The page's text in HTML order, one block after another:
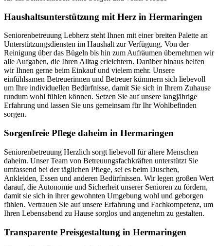
Haushalts­unterstützung mit Herz in Hermaringen
Seniorenbetreuung Lebherz steht Ihnen mit einer breiten Palette an
Unterstützungsdiensten im Haushalt zur Verfügung. Von der
Reinigung über das Bügeln bis hin zum Aufräumen übernehmen wir
alle Aufgaben, die Ihren Alltag erleichtern. Darüber hinaus helfen
wir Ihnen gerne beim Einkauf und vielem mehr. Unsere
einfühlsamen Betreuerinnen und Betreuer kümmern sich liebevoll
um Ihre individuellen Bedürfnisse, damit Sie sich in Ihrem Zuhause
rundum wohl fühlen können. Setzen Sie auf unsere langjährige
Erfahrung und lassen Sie uns gemeinsam für Ihr Wohlbefinden
sorgen.
Sorgenfreie Pflege daheim in Hermaringen
Seniorenbetreuung Herzlich sorgt liebevoll für ältere Menschen
daheim. Unser Team von Betreuungsfachkräften unterstützt Sie
umfassend bei der täglichen Pflege, sei es beim Duschen,
Ankleiden, Essen und anderen Bedürfnissen. Wir legen großen Wert
darauf, die Autonomie und Sicherheit unserer Senioren zu fördern,
damit sie sich in ihrer gewohnten Umgebung wohl und geborgen
fühlen. Vertrauen Sie auf unsere Erfahrung und Fachkompetenz, um
Ihren Lebensabend zu Hause sorglos und angenehm zu gestalten.
Transparente Preisgestaltung in Hermaringen